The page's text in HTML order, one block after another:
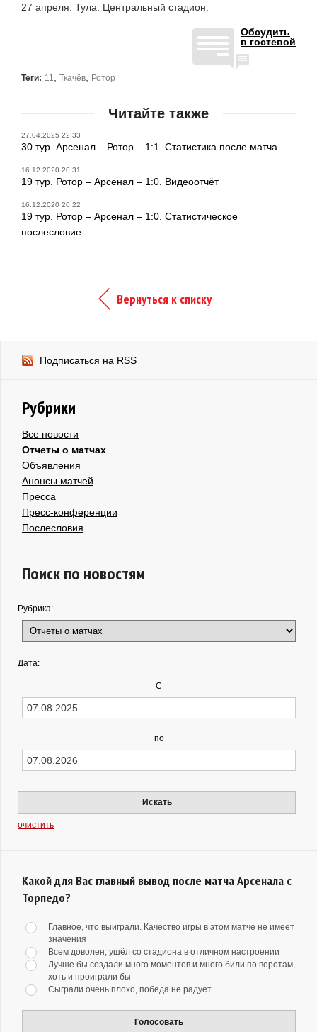
27 апреля. Тула. Центральный стадион.
Обсудить
в гостевой
Теги: 11 Ткачёв Ротор
Читайте также
27.04.2025 22:33
30 тур. Арсенал – Ротор – 1:1. Статистика после матча
16.12.2020 20:31
19 тур. Ротор – Арсенал – 1:0. Видеоотчёт
16.12.2020 20:22
19 тур. Ротор – Арсенал – 1:0. Статистическое
послесловие
Вернуться к списку
Подписаться на RSS
Рубрики
Все новости
Отчеты о матчах
Объявления
Анонсы матчей
Пресса
Пресс-конференции
Послесловия
Поиск по новостям
Рубрика:
Дата:
С
по
Искать
очистить
Какой для Вас главный вывод после матча Арсенала с
Торпедо?
Главное, что выиграли. Качество игры в этом матче не имеет
значения
Всем доволен, ушёл со стадиона в отличном настроении
Лучше бы создали много моментов и много били по воротам,
хоть и проиграли бы
Сыграли очень плохо, победа не радует
Голосовать